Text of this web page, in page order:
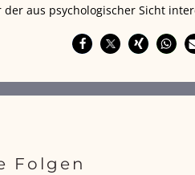
der aus psychologischer Sicht
Folgen